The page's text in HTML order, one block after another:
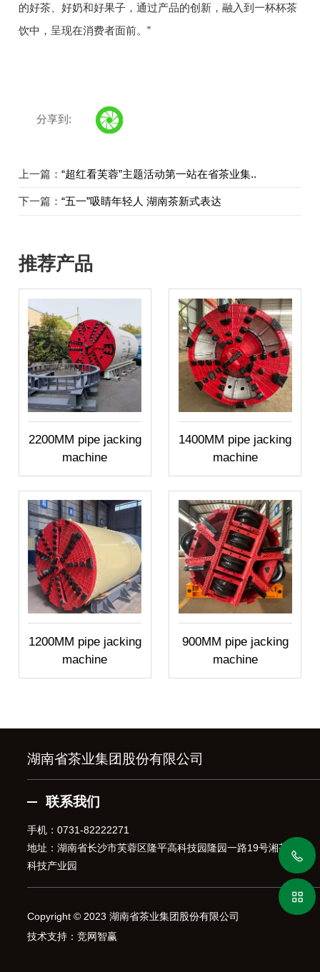
的好茶、好奶和好果子，通过产品的创新，融入到一杯杯茶
饮中，呈现在消费者面前。”
分享到:
上一篇： “超红看芙蓉”主题活动第一站在省茶业集..
下一篇： “五一”吸睛年轻人 湖南茶新式表达
推荐产品
2200MM pipe jacking
machine
1400MM pipe jacking
machine
1200MM pipe jacking
machine
900MM pipe jacking
machine
湖南省茶业集团股份有限公司
联系我们
手机：0731-82222271
地址：湖南省长沙市芙蓉区隆平高科技园隆园一路19号湘茶高
科技产业园
Copyright © 2023 湖南省茶业集团股份有限公司
技术支持：竞网智赢